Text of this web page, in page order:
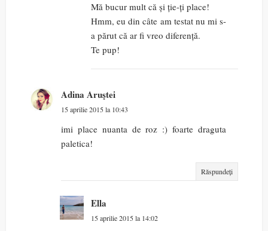
Mă bucur mult că și ție-ți place!
Hmm, eu din câte am testat nu mi s-
a părut că ar fi vreo diferență.
Te pup!
Adina Aruştei
15 aprilie 2015 la 10:43
imi place nuanta de roz :) foarte draguta
paletica!
Răspundeți
Ella
15 aprilie 2015 la 14:02